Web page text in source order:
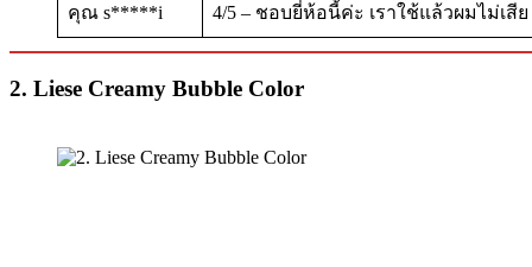
คุณ s*****i 4/5 – ชอบยี่ห้อนี้ค่ะ เราใช้แล้วผมไม่เสี
2. Liese Creamy Bubble Color